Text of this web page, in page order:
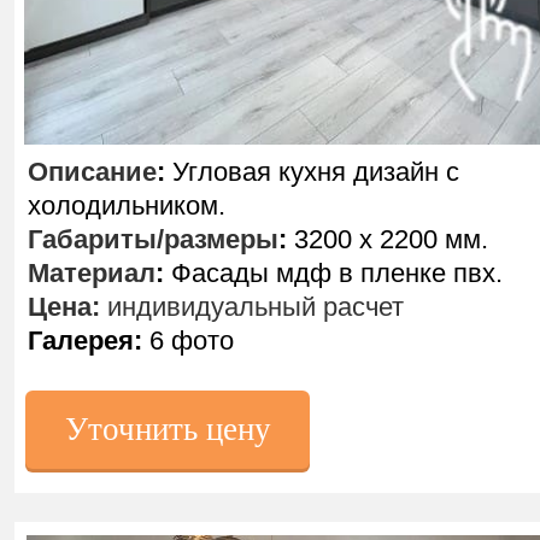
Уточнить цену
Описание: Угловая кухня дизайн с
холодильником.
Габариты/размеры: 3200 х 2200 мм.
Материал: Фасады мдф в пленке пвх.
Цена: индивидуальный расчет
Галерея: 6 фото